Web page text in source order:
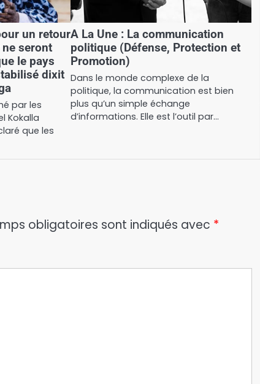
un retour
seront
le pays
dixit
par les
Kokalla
que les
A La Une : La communication
politique (Défense, Protection et
Promotion)
Dans le monde complexe de la
politique, la communication est bien
plus qu’un simple échange
d’informations. Elle est l’outil par…
obligatoires sont indiqués avec *